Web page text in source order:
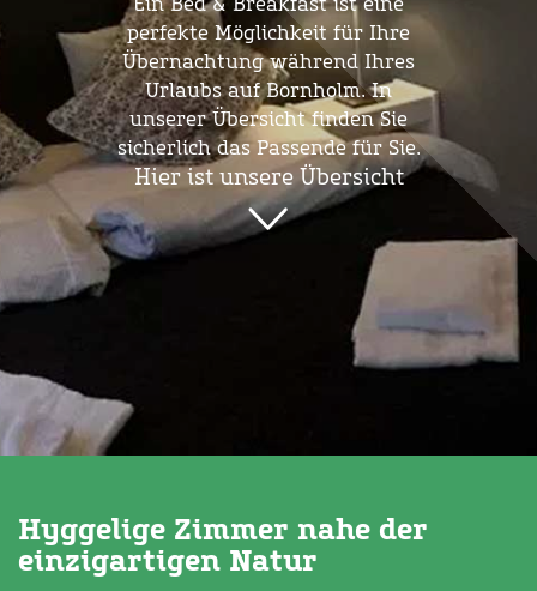
Ein Bed & Breakfast ist eine
perfekte Möglichkeit für Ihre
Übernachtung während Ihres
Urlaubs auf Bornholm. In
unserer Übersicht finden Sie
sicherlich das Passende für Sie.
Hier ist unsere Übersicht
Hyggelige Zimmer nahe der
einzigartigen Natur